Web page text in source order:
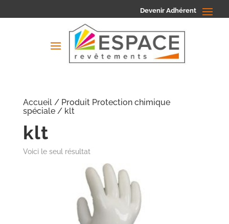
Devenir Adhérent
Accueil/ Produit Protection chimique
spéciale / klt
klt
Voici le seul résultat